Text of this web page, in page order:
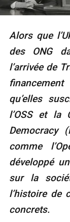
Alors que
des ONG
l’arrivée de
qu’elles
l’OSS et la
Democracy
comme
développé
sur la
l’histoire de
concrets.